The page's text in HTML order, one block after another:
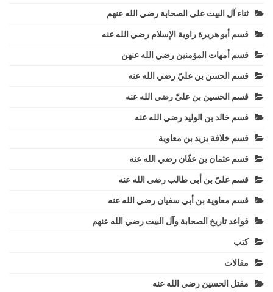
ثناء آل البيت على الصحابة رضي الله عنهم
قسم أبو هريرة راوية الإسلام رضي الله عنه
قسم أمهات المؤمنين رضي الله عنهن
قسم الحسن بن عليّ رضي الله عنه
قسم الحسين بن عليّ رضي الله عنه
قسم خالد بن الوليد رضي الله عنه
قسم خلافة يزيد بن معاوية
قسم عثمان بن عفّان رضي الله عنه
قسم عليّ بن أبي طالب رضي الله عنه
قسم معاوية بن أبي سفيان رضي الله عنه
قواعد تاريخ الصحابة وآل البيت رضي الله عنهم
كتب
مقالات
مقتل الحسين رضي الله عنه